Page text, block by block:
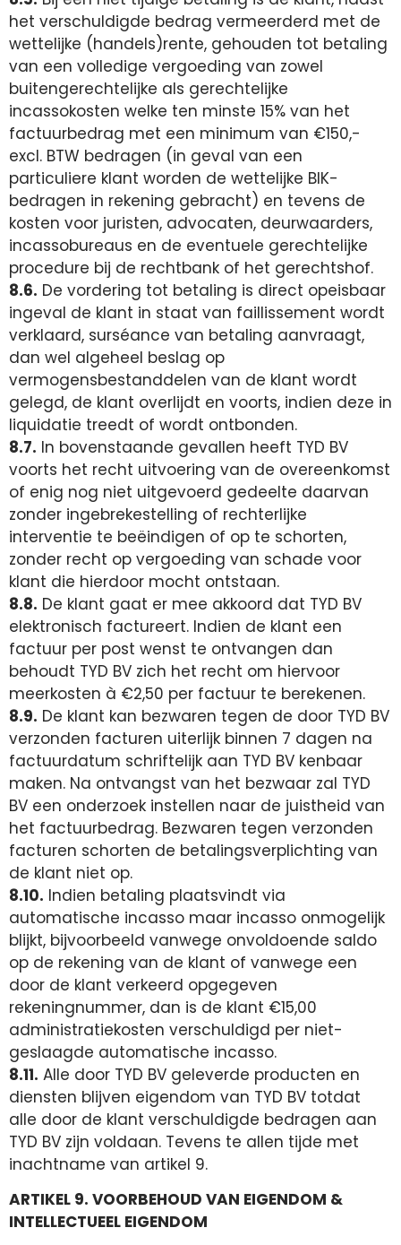
het verschuldigde bedrag vermeerderd met de
wettelijke (handels)rente, gehouden tot betaling
van een volledige vergoeding van zowel
buitengerechtelijke als gerechtelijke
incassokosten welke ten minste 15% van het
factuurbedrag met een minimum van €150,-
excl. BTW bedragen (in geval van een
particuliere klant worden de wettelijke BIK-
bedragen in rekening gebracht) en tevens de
kosten voor juristen, advocaten, deurwaarders,
incassobureaus en de eventuele gerechtelijke
procedure bij de rechtbank of het gerechtshof.
8.6. De vordering tot betaling is direct opeisbaar
ingeval de klant in staat van faillissement wordt
verklaard, surséance van betaling aanvraagt,
dan wel algeheel beslag op
vermogensbestanddelen van de klant wordt
gelegd, de klant overlijdt en voorts, indien deze in
liquidatie treedt of wordt ontbonden.
8.7. In bovenstaande gevallen heeft TYD BV
voorts het recht uitvoering van de overeenkomst
of enig nog niet uitgevoerd gedeelte daarvan
zonder ingebrekestelling of rechterlijke
interventie te beëindigen of op te schorten,
zonder recht op vergoeding van schade voor
klant die hierdoor mocht ontstaan.
8.8. De klant gaat er mee akkoord dat TYD BV
elektronisch factureert. Indien de klant een
factuur per post wenst te ontvangen dan
behoudt TYD BV zich het recht om hiervoor
meerkosten à €2,50 per factuur te berekenen.
8.9. De klant kan bezwaren tegen de door TYD BV
verzonden facturen uiterlijk binnen 7 dagen na
factuurdatum schriftelijk aan TYD BV kenbaar
maken. Na ontvangst van het bezwaar zal TYD
BV een onderzoek instellen naar de juistheid van
het factuurbedrag. Bezwaren tegen verzonden
facturen schorten de betalingsverplichting van
de klant niet op.
8.10. Indien betaling plaatsvindt via
automatische incasso maar incasso onmogelijk
blijkt, bijvoorbeeld vanwege onvoldoende saldo
op de rekening van de klant of vanwege een
door de klant verkeerd opgegeven
rekeningnummer, dan is de klant €15,00
administratiekosten verschuldigd per niet-
geslaagde automatische incasso.
8.11. Alle door TYD BV geleverde producten en
diensten blijven eigendom van TYD BV totdat
alle door de klant verschuldigde bedragen aan
TYD BV zijn voldaan. Tevens te allen tijde met
inachtname van artikel 9.
ARTIKEL 9. VOORBEHOUD VAN EIGENDOM &
INTELLECTUEEL EIGENDOM